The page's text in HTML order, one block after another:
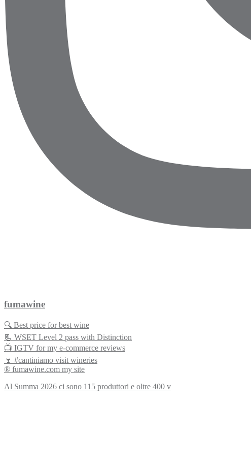
fumawine
🔍 Best price for best wine
📃 WSET Level 2 pass with Distinction
📺 IGTV for my e-commerce reviews
🍷 #cantiniamo visit wineries
® fumawine.com my site
Al Summa 2026 ci sono 115 produttori e oltre 400 v